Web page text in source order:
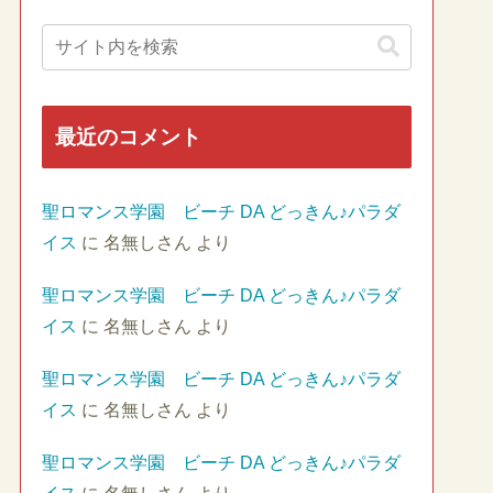
最近のコメント
聖ロマンス学園 ビーチ DA どっきん♪パラダ
イス に 名無しさん より
聖ロマンス学園 ビーチ DA どっきん♪パラダ
イス に 名無しさん より
聖ロマンス学園 ビーチ DA どっきん♪パラダ
イス に 名無しさん より
聖ロマンス学園 ビーチ DA どっきん♪パラダ